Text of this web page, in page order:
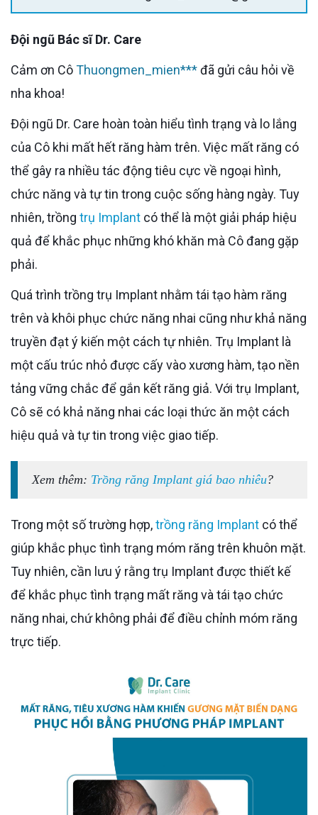
Đội ngũ Bác sĩ Dr. Care
Cảm ơn CôThuongmen_mien***đã gửi câu hỏi về
nha khoa!
Đội ngũ Dr. Care hoàn toàn hiểu tình trạng và lo lắng
của Cô khi mất hết răng hàm trên. Việc mất răng có
thể gây ra nhiều tác động tiêu cực về ngoại hình,
chức năng và tự tin trong cuộc sống hàng ngày. Tuy
nhiên, trồng trụ Implant có thể là một giải pháp hiệu
quả để khắc phục những khó khăn mà Cô đang gặp
phải.
Quá trình trồng trụ Implant nhằm tái tạo hàm răng
trên và khôi phục chức năng nhai cũng như khả năng
truyền đạt ý kiến một cách tự nhiên. Trụ Implant là
một cấu trúc nhỏ được cấy vào xương hàm, tạo nền
tảng vững chắc để gắn kết răng giả. Với trụ Implant,
Cô sẽ có khả năng nhai các loại thức ăn một cách
hiệu quả và tự tin trong việc giao tiếp.
Xem thêm: Trồng răng Implant giá bao nhiêu?
Trong một số trường hợp,trồng răng Implant có thể
giúp khắc phục tình trạng móm răng trên khuôn mặt.
Tuy nhiên, cần lưu ý rằng trụ Implant được thiết kế
để khắc phục tình trạng mất răng và tái tạo chức
năng nhai, chứ không phải để điều chỉnh móm răng
trực tiếp.